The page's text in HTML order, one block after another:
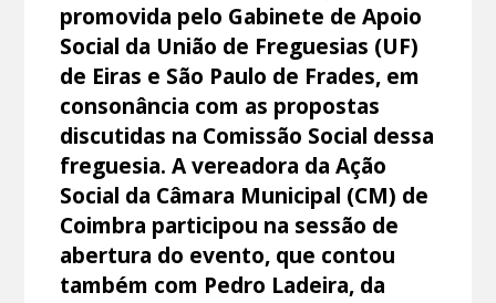
promovida pelo Gabinete de Apoio
Social da União de Freguesias (UF)
de Eiras e São Paulo de Frades, em
consonância com as propostas
discutidas na Comissão Social dessa
freguesia. A vereadora da Ação
Social da Câmara Municipal (CM) de
Coimbra participou na sessão de
abertura do evento, que contou
também com Pedro Ladeira, da